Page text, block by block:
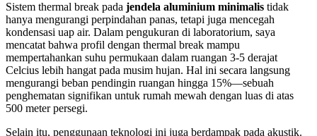
Sistem thermal break pada jendela aluminium minimalis tidak
hanya mengurangi perpindahan panas, tetapi juga mencegah
kondensasi uap air. Dalam pengukuran di laboratorium, saya
mencatat bahwa profil dengan thermal break mampu
mempertahankan suhu permukaan dalam ruangan 3-5 derajat
Celcius lebih hangat pada musim hujan. Hal ini secara langsung
mengurangi beban pendingin ruangan hingga 15%—sebuah
penghematan signifikan untuk rumah mewah dengan luas di atas
500 meter persegi.
Selain itu, penggunaan teknologi ini juga berdampak pada akustik.